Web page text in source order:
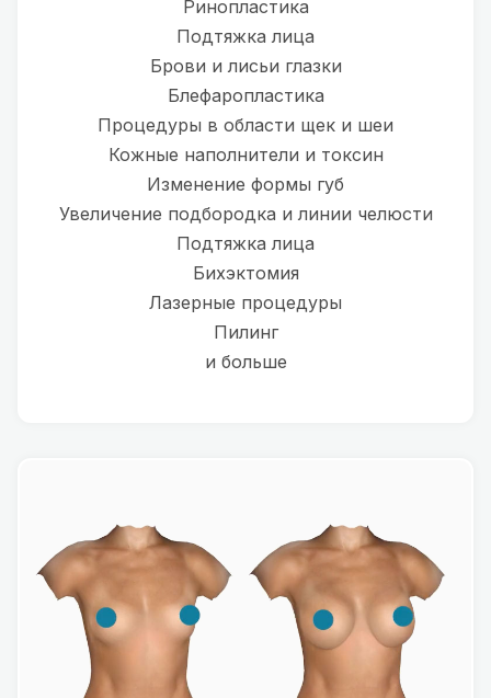
Ринопластика
Подтяжка лица
Брови и лисьи глазки
Блефаропластика
Процедуры в области щек и шеи
Кожные наполнители и токсин
Изменение формы губ
Увеличение подбородка и линии челюсти
Подтяжка лица
Бихэктомия
Лазерные процедуры
Пилинг
и больше